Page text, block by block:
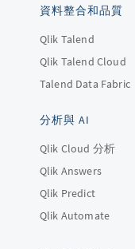
資料整合和品質
Qlik Talend
Qlik Talend Cloud
Talend Data Fabric
分析與 AI
Qlik Cloud 分析
Qlik Answers
Qlik Predict
Qlik Automate